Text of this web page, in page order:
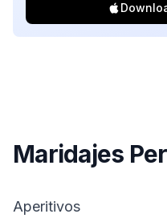
Maridajes
Aperitivos